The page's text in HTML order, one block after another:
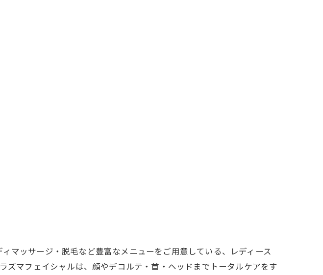
マッサージ・脱毛など豊富なメニューをご用意している、レディース
マフェイシャルは、顔やデコルテ・首・ヘッドまでトータルケアをす